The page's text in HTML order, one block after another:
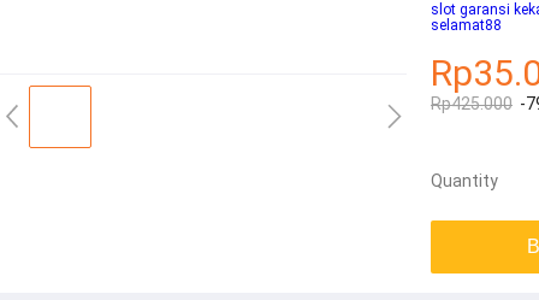
slot garansi
selamat88
Rp425.000 -
Quantity